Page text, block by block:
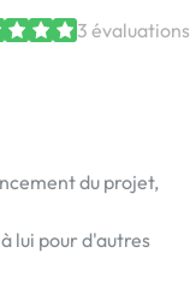
3 évaluations
du projet,
lui pour d'autres